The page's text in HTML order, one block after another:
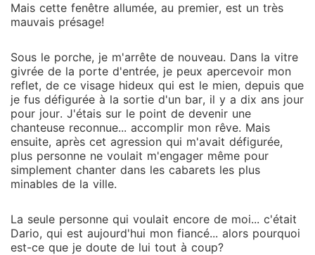
Mais cette fenêtre allumée, au premier, est un très
mauvais présage!
Sous le porche, je m'arrête de nouveau. Dans la vitre
givrée de la porte d'entrée, je peux apercevoir mon
reflet, de ce visage hideux qui est le mien, depuis que
je fus défigurée à la sortie d'un bar, il y a dix ans jour
pour jour. J'étais sur le point de devenir une
chanteuse reconnue... accomplir mon rêve. Mais
ensuite, après cet agression qui m'avait défigurée,
plus personne ne voulait m'engager même pour
simplement chanter dans les cabarets les plus
minables de la ville.
La seule personne qui voulait encore de moi... c'était
Dario, qui est aujourd'hui mon fiancé... alors pourquoi
est-ce que je doute de lui tout à coup?